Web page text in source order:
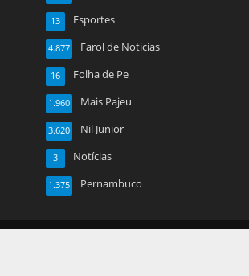
Esportes
13
Farol de Noticias
4.877
Folha de Pe
16
Mais Pajeu
1.960
Nil Junior
3.620
Notícias
3
Pernambuco
1.375